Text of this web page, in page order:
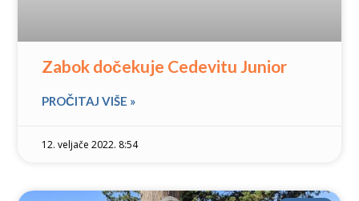
Zabok dočekuje Cedevitu Junior
PROČITAJ VIŠE »
12. veljače 2022. 8:54